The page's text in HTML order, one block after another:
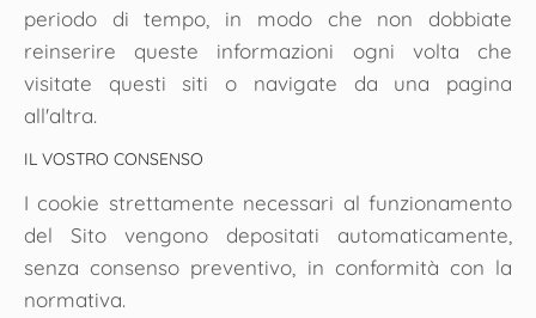
periodo di tempo, in modo che non dobbiate
reinserire queste informazioni ogni volta che
visitate questi siti o navigate da una pagina
all'altra.
IL VOSTRO CONSENSO
I cookie strettamente necessari al funzionamento
del Sito vengono depositati automaticamente,
senza consenso preventivo, in conformità con la
normativa.